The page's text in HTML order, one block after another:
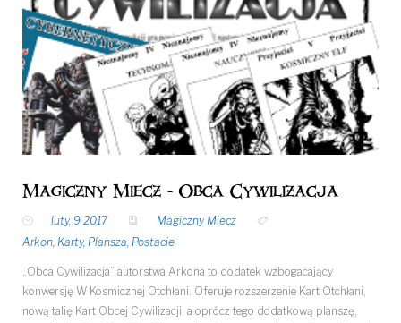
Magiczny Miecz - Obca Cywilizacja
luty, 9 2017
Magiczny Miecz
Arkon, Karty, Plansza, Postacie
„Obca Cywilizacja” autorstwa Arkona to dodatek wzbogacający
konwersję W Kosmicznej Otchłani. Oferuje rozszerzenie Kart Otchłani,
nową talię Kart Obcej Cywilizacji, a oprócz tego dodatkową planszę,